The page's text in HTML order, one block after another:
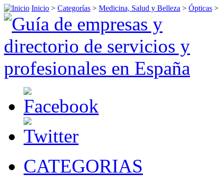
Inicio > Categorías > Medicina, Salud y Belleza > Ópticas >
CATEGORIAS